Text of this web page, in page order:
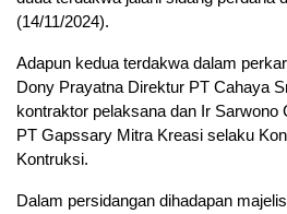
(14/11/2024).
Adapun kedua terdakwa dalam
Dony Prayatna Direktur PT Cahaya
kontraktor pelaksana dan Ir Sarwono
PT Gapssary Mitra Kreasi selaku
Kontruksi.
Dalam persidangan dihadapan